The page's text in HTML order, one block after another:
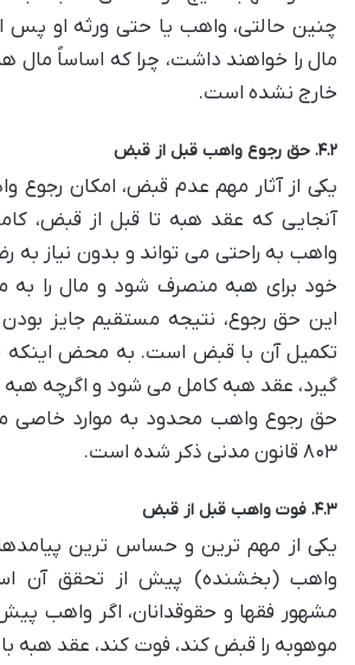
چنین حالتی، واهب یا حتی ورثه او پس
مال را خواهند داشت، چرا که اساساً مال
خارج نشده است.
۴.۲. حق رجوع واهب قبل از قبض
یکی از آثار مهم عدم قبض، امکان رجوع
آنجایی که عقد هبه تا قبل از قبض،
واهب به راحتی می تواند و بدون نیاز به
خود برای هبه منصرف شود و مال را به
این حق رجوع، نتیجه مستقیم جایز
تکمیل آن با قبض است. به محض
گیرد، عقد هبه کامل می شود و اگرچه هبه
حق رجوع واهب محدود به موارد خاصی
۸۰۳ قانون مدنی ذکر شده است.
۴.۳. فوت واهب قبل از قبض
یکی از مهم ترین و حساس ترین
واهب (بخشنده) پیش از تحقق آن
مشهور فقها و حقوقدانان، اگر واهب
موهوبه را قبض کند، فوت کند، عقد هبه